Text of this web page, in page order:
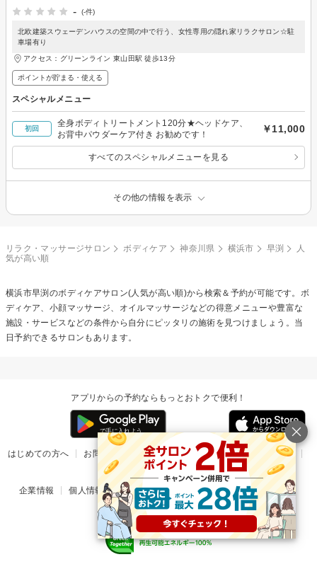
-
(-件)
北欧建築スウェーデンハウスの空間の中で行う、女性専用の隠れ家リラクサロン☆駐
車場有り
アクセス：グリーンライン 東山田駅 徒歩13分
ポイントが貯まる・使える
スペシャルメニュー
初回
全身ボディトリートメント120分★ヘッドケア、
お背中パウダーケア付き お勧めです！
￥11,000
すべてのスペシャルメニューを見る
その他の情報を表示
リラク・マッサージサロン ボディケア 神奈川県 横浜市 早渕
人
気が高い順
横浜市早渕のボディケアサロン(人気が高い順)から検索＆予約が可能です。ボ
ディケア、小顔マッサージ、オイルマッサージなどの得意メニューや豊富な
施設・サービスなどの条件から自分にピッタリの施術を見つけましょう。当
日予約できるサロンもあります。
アプリからの予約ならもっとおトクで便利！
はじめての方へ お問い合わせ ヘルプ リリース情報
利用規約
掲載ご希望のサロン様
企業情報 個人情報保護方針 楽天のサービス一覧 アプリ一覧
© Rakuten Group, Inc.